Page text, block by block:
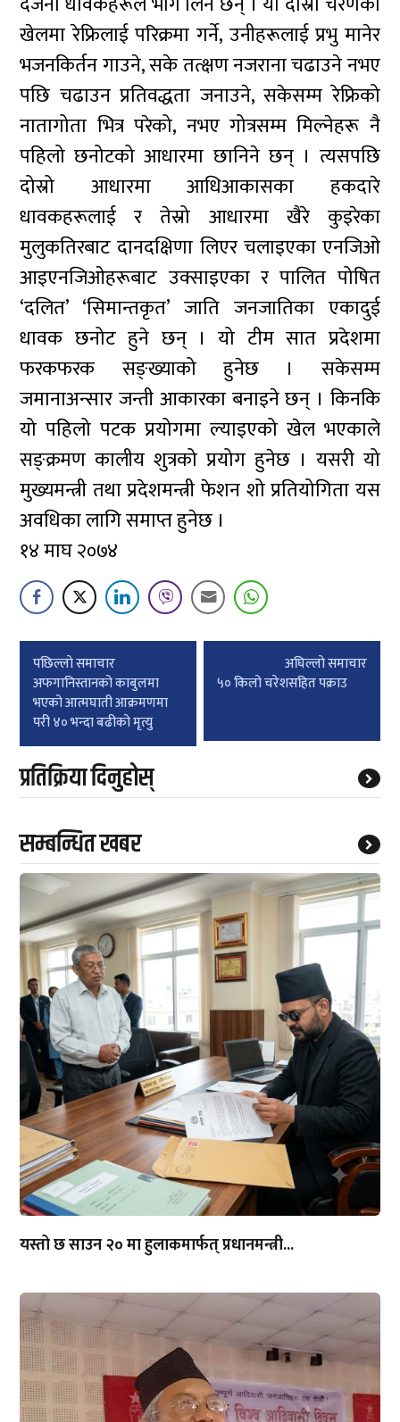
खेलमा रेफ्रिलाई परिक्रमा गर्ने, उनीहरूलाई प्रभु मानेर
भजनकिर्तन गाउने, सके तत्क्षण नजराना चढाउने नभए
पछि चढाउन प्रतिवद्धता जनाउने, सकेसम्म रेफ्रिको
नातागोता भित्र परेको, नभए गोत्रसम्म मिल्नेहरू नै
पहिलो छनोटको आधारमा छानिने छन् । त्यसपछि
दोस्रो आधारमा आधिआकासका हकदारे
धावकहरूलाई र तेस्रो आधारमा खैरे कुइरेका
मुलुकतिरबाट दानदक्षिणा लिएर चलाइएका एनजिओ
आइएनजिओहरूबाट उक्साइएका र पालित पोषित
‘दलित’ ‘सिमान्तकृत’ जाति जनजातिका एकादुई
धावक छनोट हुने छन् । यो टीम सात प्रदेशमा
फरकफरक सङ्ख्याको हुनेछ । सकेसम्म
जमानाअन्सार जन्ती आकारका बनाइने छन् । किनकि
यो पहिलो पटक प्रयोगमा ल्याइएको खेल भएकाले
सङ्क्रमण कालीय शुत्रको प्रयोग हुनेछ । यसरी यो
मुख्यमन्त्री तथा प्रदेशमन्त्री फेशन शो प्रतियोगिता यस
अवधिका लागि समाप्त हुनेछ ।
१४ माघ २०७४
Post
navigation
पछिल्लाे समाचार
अफगानिस्तानको काबुलमा
भएको आत्मघाती आक्रमणमा
परी ४० भन्दा बढीको मृत्यु
अघिल्लाे समाचार
५० किलो चरेशसहित पक्राउ
प्रतिक्रिया दिनुहोस्
सम्बन्धित खबर
यस्तो छ साउन २० मा हुलाकमार्फत् प्रधानमन्त्री...